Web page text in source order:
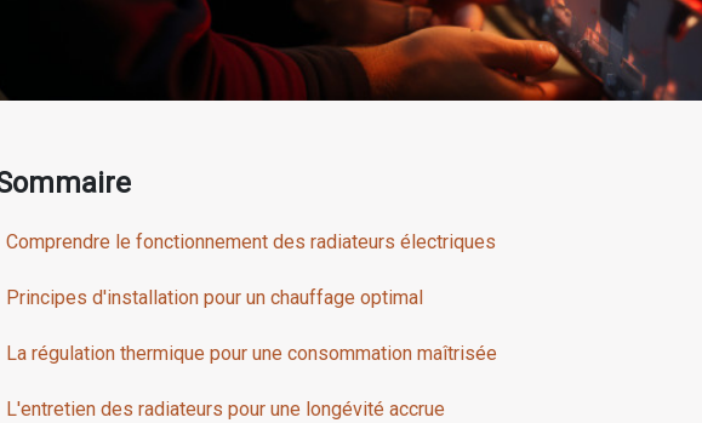
Comprendre le fonctionnement des radiateurs électriques
Principes d'installation pour un chauffage optimal
La régulation thermique pour une consommation maîtrisée
L'entretien des radiateurs pour une longévité accrue